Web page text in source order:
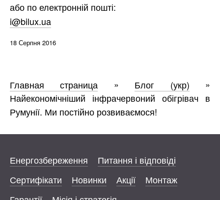
або по електронній пошті:
i@bilux.ua
18 Серпня 2016
Главная страница » Блог (укр) »
Найекономічніший інфрачервоний обігрівач в
Румунії. Ми постійно розвиваємося!
Енергозбереження
Питання і відповіді
Сертифікати
Новинки Акції
Монтаж